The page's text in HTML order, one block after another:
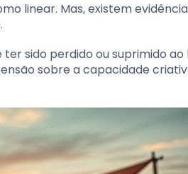
linear. Mas, existem
sido perdido ou suprimido ao
sobre a capacidade